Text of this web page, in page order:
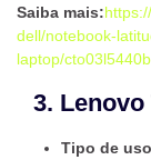
Saiba mais:
dell/notebook-
laptop/
3. Lenovo
Tipo de